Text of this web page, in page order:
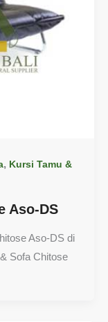
, Kursi Tamu &
Aso-DS
Aso-DS di
Sofa Chitose